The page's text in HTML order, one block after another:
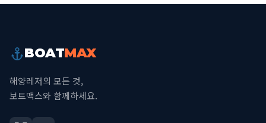
BOATMAX
해양레저의 모든 것,
보트맥스와 함께하세요.